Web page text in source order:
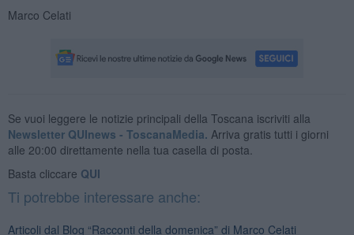
Marco Celati
Se vuoi leggere le notizie principali della Toscana iscriviti alla
Newsletter QUInews - ToscanaMedia. Arriva gratis tutti i giorni
alle 20:00 direttamente nella tua casella di posta.
Basta cliccare QUI
Ti potrebbe interessare anche:
Articoli dal Blog “Racconti della domenica” di Marco Celati